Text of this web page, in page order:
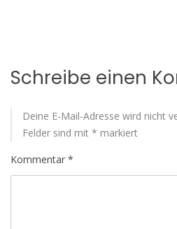
Schreibe einen
Deine E-Mail-Adresse wird nicht
Felder sind mit * markiert
Kommentar *